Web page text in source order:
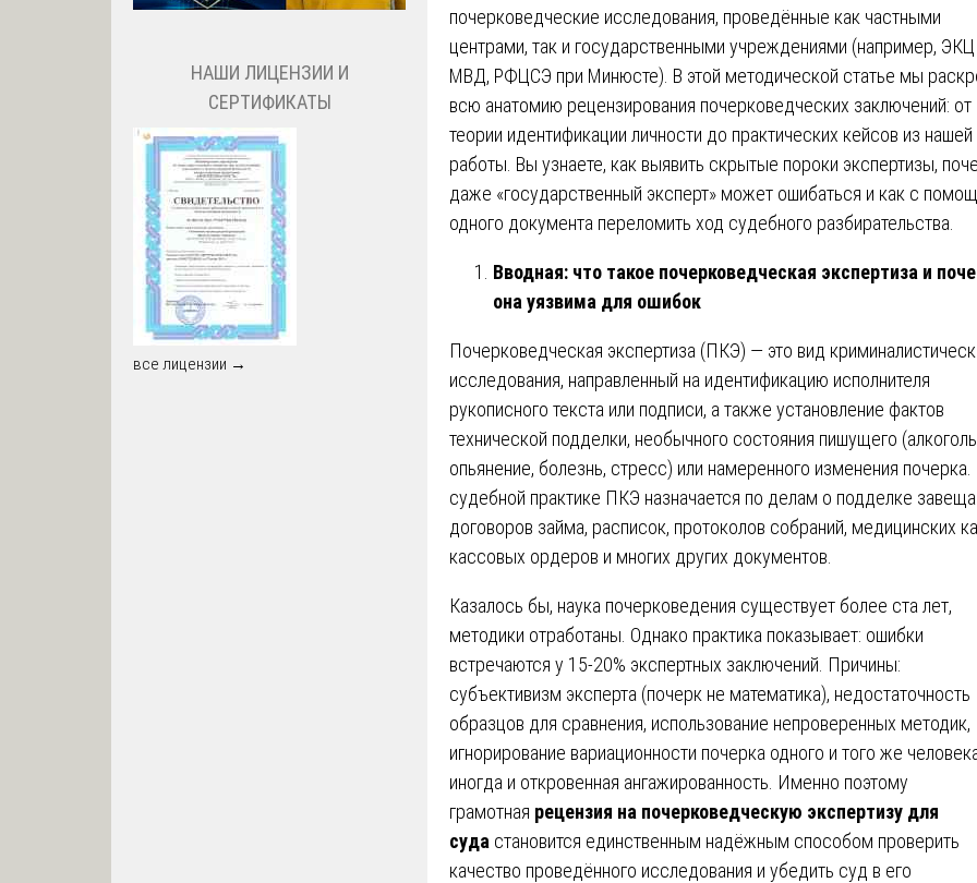
почерковедческие исследования, проведённые как частными
центрами, так и государственными учреждениями (например, ЭКЦ
МВД, РФЦСЭ при Минюсте). В этой методической статье мы
всю анатомию рецензирования почерковедческих заключений: от
теории идентификации личности до практических кейсов из нашей
работы. Вы узнаете, как выявить скрытые пороки экспертизы,
даже «государственный эксперт» может ошибаться и как с
одного документа переломить ход судебного разбирательства.
Вводная: что такое почерковедческая экспертиза и
она уязвима для ошибок
Почерковедческая экспертиза (ПКЭ) — это вид
исследования, направленный на идентификацию исполнителя
рукописного текста или подписи, а также установление фактов
технической подделки, необычного состояния пишущего
опьянение, болезнь, стресс) или намеренного изменения почерка.
судебной практике ПКЭ назначается по делам о подделке
договоров займа, расписок, протоколов собраний, медицинских
кассовых ордеров и многих других документов.
Казалось бы, наука почерковедения существует более ста лет,
методики отработаны. Однако практика показывает: ошибки
встречаются у 15-20% экспертных заключений. Причины:
субъективизм эксперта (почерк не математика), недостаточность
образцов для сравнения, использование непроверенных методик,
игнорирование вариационности почерка одного и того же
иногда и откровенная ангажированность. Именно поэтому
грамотная рецензия на почерковедческую экспертизу для
суда становится единственным надёжным способом проверить
качество проведённого исследования и убедить суд в его
НАШИ ЛИЦЕНЗИИ И
СЕРТИФИКАТЫ
все лицензии →